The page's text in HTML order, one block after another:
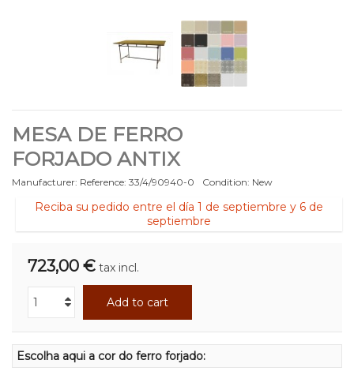
MESA DE FERRO
FORJADO ANTIX
Manufacturer: Reference: 33/4/90940-0 Condition: New
Reciba su pedido entre el día 1 de septiembre y 6 de
septiembre
723,00 € tax incl.
Add to cart
Escolha aqui a cor do ferro forjado: